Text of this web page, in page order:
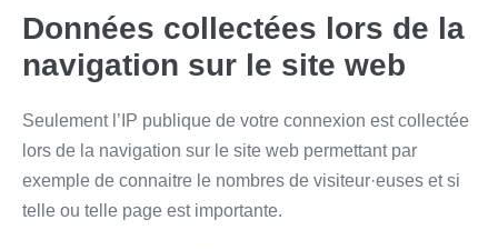
Données collectées lors de la
navigation sur le site web
Seulement l’IP publique de votre connexion est collectée
lors de la navigation sur le site web permettant par
exemple de connaitre le nombres de visiteur·euses et si
telle ou telle page est importante.